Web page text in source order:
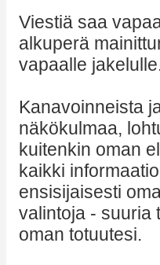
Viestiä saa
alkuperä
vapaalle
Kanavoinneista
näkökulmaa,
kuitenkin oman
kaikki
ensisijaisesti
valintoja - suuria
oman totuutesi.